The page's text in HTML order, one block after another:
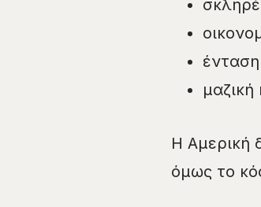
Η Αμερική
όμως το